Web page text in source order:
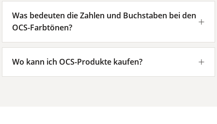
Was bedeuten die Zahlen und Buchstaben bei den
OCS-Farbtönen?
Wo kann ich OCS-Produkte kaufen?